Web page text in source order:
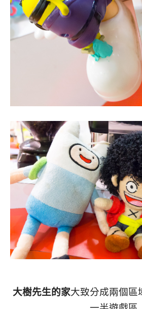
大樹先生的家大致分成兩個區